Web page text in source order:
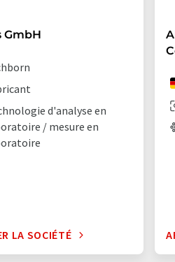
GmbH
d'analyse en
/ mesure en
LA SOCIÉTÉ